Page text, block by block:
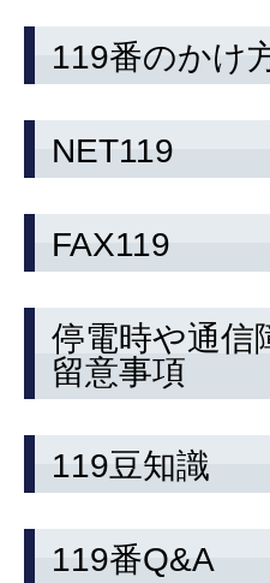
119番のかけ
NET119
FAX119
停電時や通信
留意事項
119豆知識
119番Q&A